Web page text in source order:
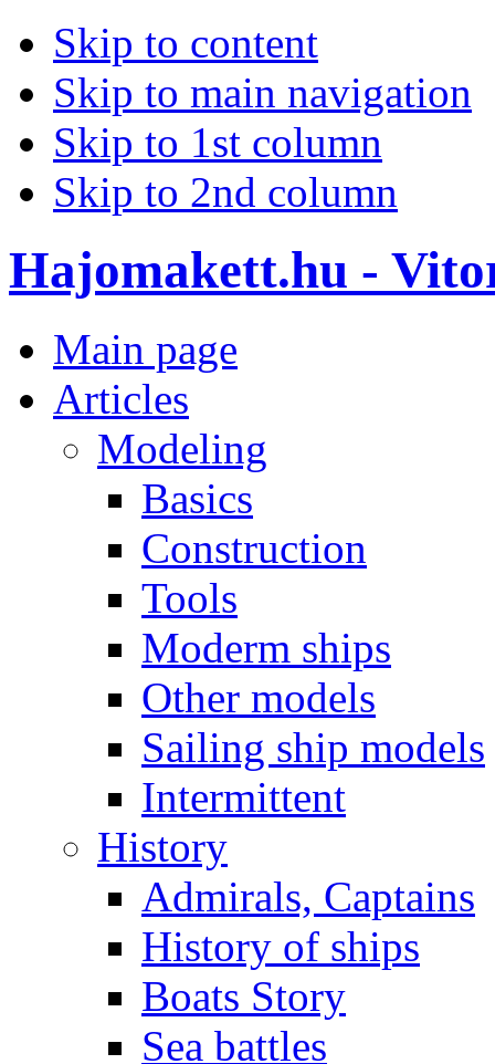
Skip to content
Skip to main navigation
Skip to 1st column
Skip to 2nd column
Hajomakett.hu -
Main page
Articles
Modeling
Basics
Construction
Tools
Moderm ships
Other models
Sailing ship models
Intermittent
History
Admirals, Captains
History of ships
Boats Story
Sea battles